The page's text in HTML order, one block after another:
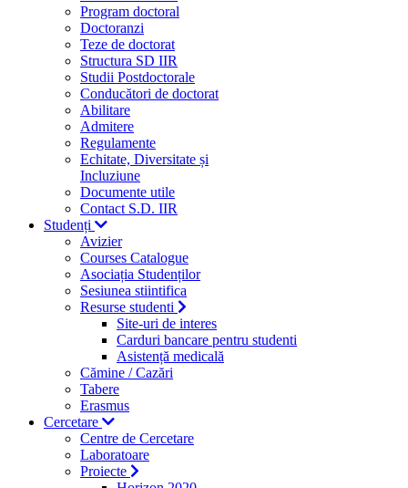
Program doctoral
Doctoranzi
Teze de doctorat
Structura SD IIR
Studii Postdoctorale
Conducători de doctorat
Abilitare
Admitere
Regulamente
Echitate, Diversitate și
Incluziune
Documente utile
Contact S.D. IIR
Studenți
Avizier
Courses Catalogue
Asociația Studenților
Sesiunea stiintifica
Resurse studenti
Site-uri de interes
Carduri bancare pentru studenti
Asistență medicală
Cămine / Cazări
Tabere
Erasmus
Cercetare
Centre de Cercetare
Laboratoare
Proiecte